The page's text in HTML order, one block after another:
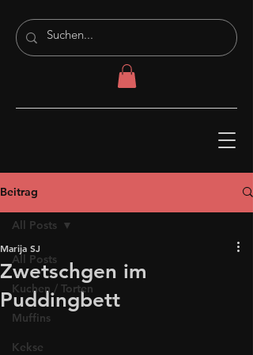
Beitrag
All Posts
Kuchen / Torten
Muffins
Kekse
All Posts
Zwetschgen im
Puddingbett
Marija SJ